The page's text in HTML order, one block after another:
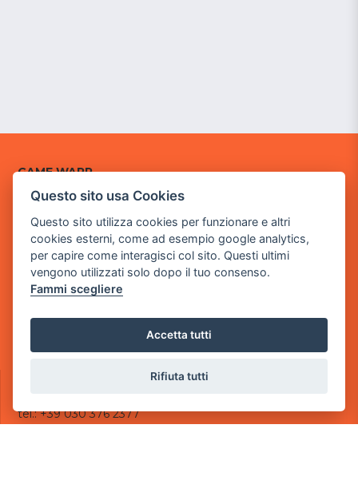
GAME WARP
Sede Legale
via Villaggio dei Platani, 3
- 25014 Castenedolo, Brescia
Sede Operativa
Partita iva 03308130982
Cod. SDI: USAL8PV
tel.: +39 030 376 2377
Questo sito usa Cookies
Questo sito utilizza cookies per funzionare e altri
cookies esterni, come ad esempio google analytics,
per capire come interagisci col sito. Questi ultimi
vengono utilizzati solo dopo il tuo consenso.
Fammi scegliere
Accetta tutti
Rifiuta tutti